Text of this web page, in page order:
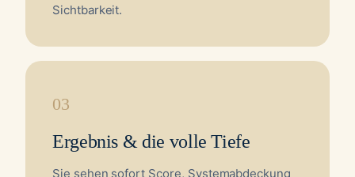
Sichtbarkeit.
03
Ergebnis & die volle Tiefe
Sie sehen sofort Score, Systemabdeckung